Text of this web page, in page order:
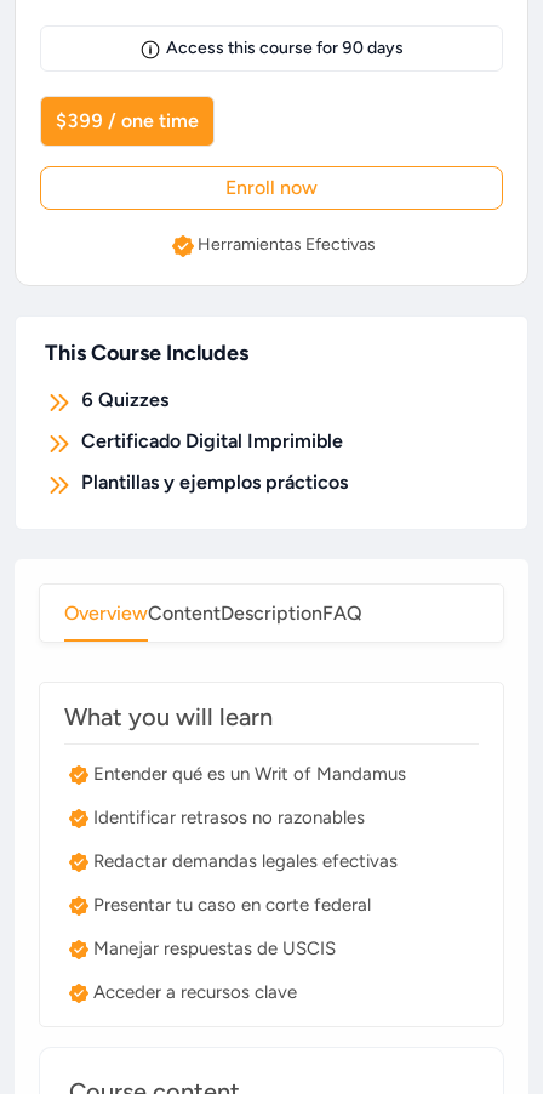
OverviewContentDescriptionFAQ
What you will learn
Entender qué es un Writ of Mandamus
Identificar retrasos no razonables
Redactar demandas legales efectivas
Presentar tu caso en corte federal
Manejar respuestas de USCIS
Acceder a recursos clave
Access this course for90days
$399 / one time
Enroll now
Herramientas Efectivas
This Course Includes
6 Quizzes
Certificado Digital Imprimible
Plantillas y ejemplos prácticos